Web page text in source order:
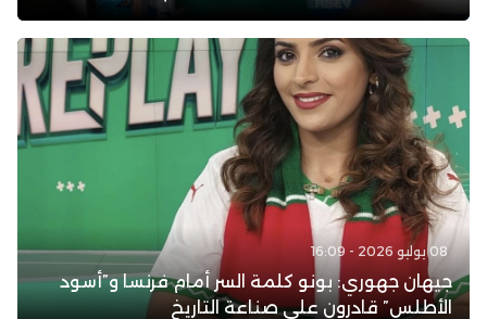
08 يوليو 2026 - 16:09
جيهان جهوري: بونو كلمة السر أمام فرنسا و”أسود
الأطلس” قادرون على صناعة التاريخ